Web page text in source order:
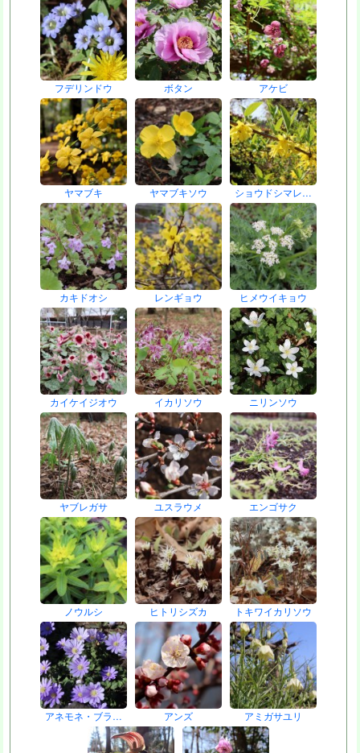
フデリンドウ ボタン アケビ
ヤマブキ ヤマブキソウ ショウドシマレ…
カキドオシ レンギョウ ヒメウイキョウ
カイケイジオウ イカリソウ ニリンソウ
ヤブレガサ ユスラウメ エンゴサク
ノウルシ ヒトリシズカ トキワイカリソウ
アネモネ・ブラ… アンズ アミガサユリ